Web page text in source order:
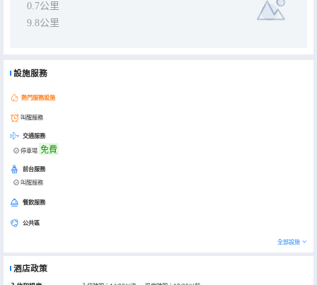
0.7公里
9.8公里
設施服務
熱門服務設施
叫醒服務
交通服務
停車場 免費
前台服務
叫醒服務
餐飲服務
公共區
全部設施
酒店政策